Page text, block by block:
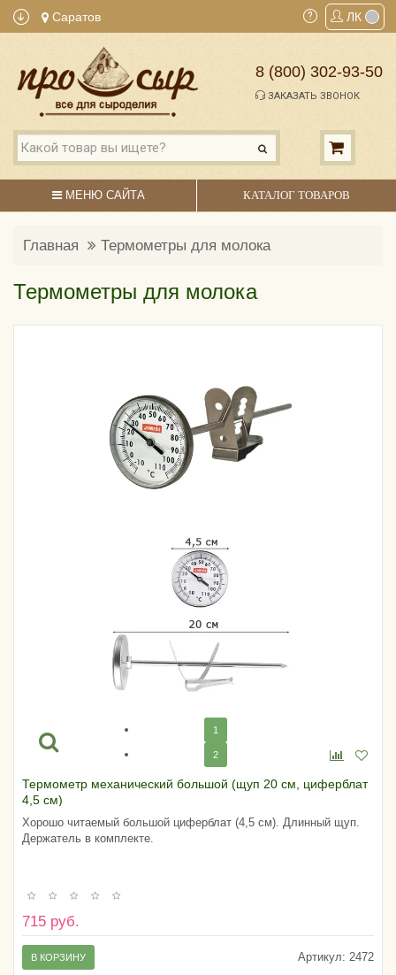
Саратов ЛК
8 (800) 302-93-50
ЗАКАЗАТЬ ЗВОНОК
МЕНЮ САЙТА КАТАЛОГ ТОВАРОВ
Главная Термометры для молока
Термометры для молока
1
2
Термометр механический большой (щуп 20 см, циферблат
4,5 см)
Хорошо читаемый большой циферблат (4,5 см). Длинный щуп.
Держатель в комплекте.
715 руб.
Артикул: 2472
В КОРЗИНУ